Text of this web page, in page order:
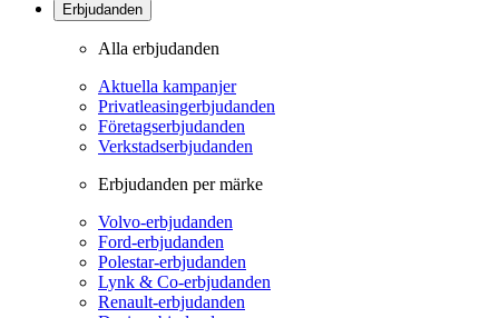
Erbjudanden
Alla erbjudanden
Aktuella kampanjer
Privatleasingerbjudanden
Företagserbjudanden
Verkstadserbjudanden
Erbjudanden per märke
Volvo-erbjudanden
Ford-erbjudanden
Polestar-erbjudanden
Lynk & Co-erbjudanden
Renault-erbjudanden